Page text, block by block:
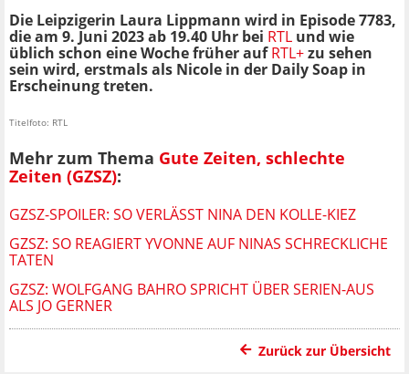
Die Leipzigerin Laura Lippmann wird in Episode 7783,
die am 9. Juni 2023 ab 19.40 Uhr bei RTL und wie
üblich schon eine Woche früher aufRTL+zu sehen
sein wird, erstmals als Nicole in der Daily Soap in
Erscheinung treten.
Titelfoto: RTL
Mehr zum Thema Gute Zeiten, schlechte
Zeiten (GZSZ):
GZSZ-SPOILER: SO VERLÄSST NINA DEN KOLLE-KIEZ
GZSZ: SO REAGIERT YVONNE AUF NINAS SCHRECKLICHE
TATEN
GZSZ: WOLFGANG BAHRO SPRICHT ÜBER SERIEN-AUS
ALS JO GERNER
Zurück zur Übersicht